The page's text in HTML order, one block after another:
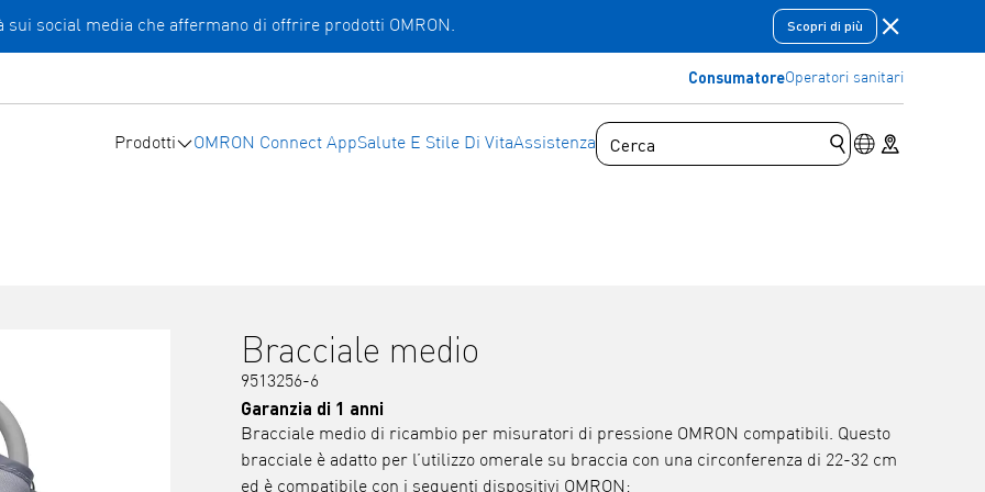
social media che affermano di offrire prodotti OMRON. Scopri di più Chiudere la
ConsumatoreOperatori sanitari
Prodotti OMRON Connect AppSalute E Stile Di VitaAssistenza
Invia la query di
Interruttore di
Store locator
Bracciale medio
9513256-6
Garanzia di 1 anni
Bracciale medio di ricambio per misuratori di pressione OMRON compatibili. Questo
bracciale è adatto per l’utilizzo omerale su braccia con una circonferenza di 22-32 cm
ed è compatibile con i seguenti dispositivi OMRON: